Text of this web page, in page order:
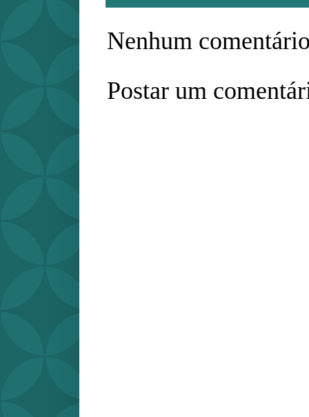
Nenhum
Postar um